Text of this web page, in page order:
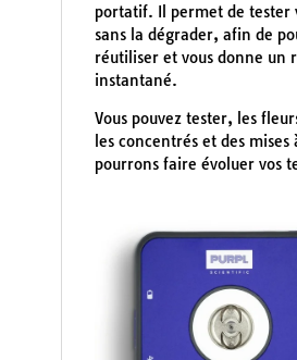
portatif. Il permet de tester
sans la dégrader, afin de
réutiliser et vous donne un
instantané.
Vous pouvez tester, les
les concentrés et des
pourrons faire évoluer vos